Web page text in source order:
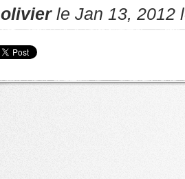
olivierle Jan 13, 2012